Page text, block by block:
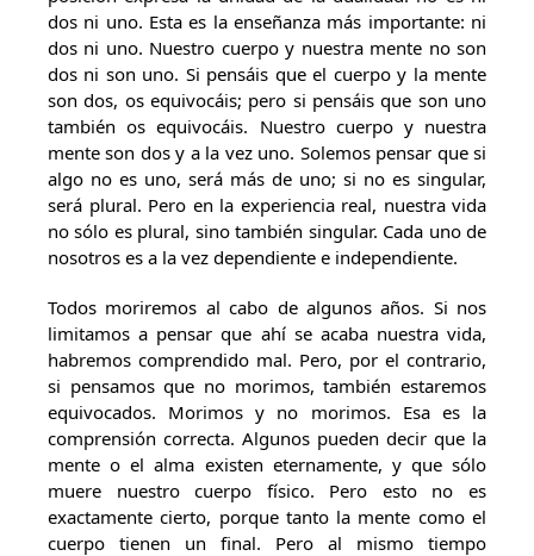
dos ni uno. Esta es la enseñanza más importante: ni
dos ni uno. Nuestro cuerpo y nuestra mente no son
dos ni son uno. Si pensáis que el cuerpo y la mente
son dos, os equivocáis; pero si pensáis que son uno
también os equivocáis. Nuestro cuerpo y nuestra
mente son dos y a la vez uno. Solemos pensar que si
algo no es uno, será más de uno; si no es singular,
será plural. Pero en la experiencia real, nuestra vida
no sólo es plural, sino también singular. Cada uno de
nosotros es a la vez dependiente e independiente.
Todos moriremos al cabo de algunos años. Si nos
limitamos a pensar que ahí se acaba nuestra vida,
habremos comprendido mal. Pero, por el contrario,
si pensamos que no morimos, también estaremos
equivocados. Morimos y no morimos. Esa es la
comprensión correcta. Algunos pueden decir que la
mente o el alma existen eternamente, y que sólo
muere nuestro cuerpo físico. Pero esto no es
exactamente cierto, porque tanto la mente como el
cuerpo tienen un final. Pero al mismo tiempo